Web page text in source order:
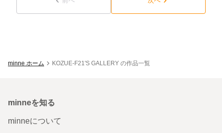
minne ホーム KOZUE-F21'S GALLERY の作品一覧
minneを知る
minneについて